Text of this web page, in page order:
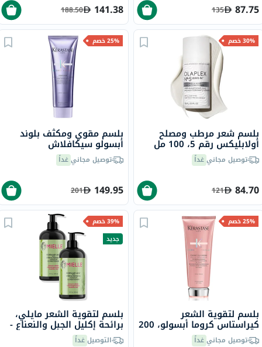
87.75
135
141.38
188.50
30% خصم
بلسم شعر مرطب ومصلح
أولابليكس رقم 5، 100 مل
توصيل مجانيغداً
84.70
121
25% خصم
بلسم مقوي ومكثف بلوند
أبسولو سيكافلاش
كيراستاس، 250 مل
توصيل مجانيغداً
149.95
201
25% خصم
بلسم لتقوية الشعر
كيراستاس كروما أبسولو، 200
ملتوصيل مجانيغداً
39% خصم
جديد
بلسم لتقوية الشعر مايلي،
برائحة إكليل الجبل والنعناع -
2 × 355 مل التوصيلغداً